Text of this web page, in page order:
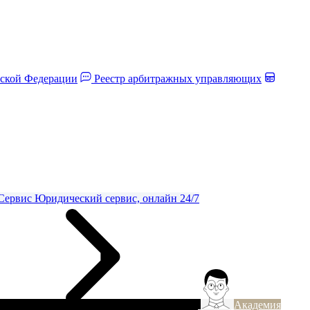
Федерации Реестр арбитражных управляющих
Юридический сервис, онлайн 24/7
Академия